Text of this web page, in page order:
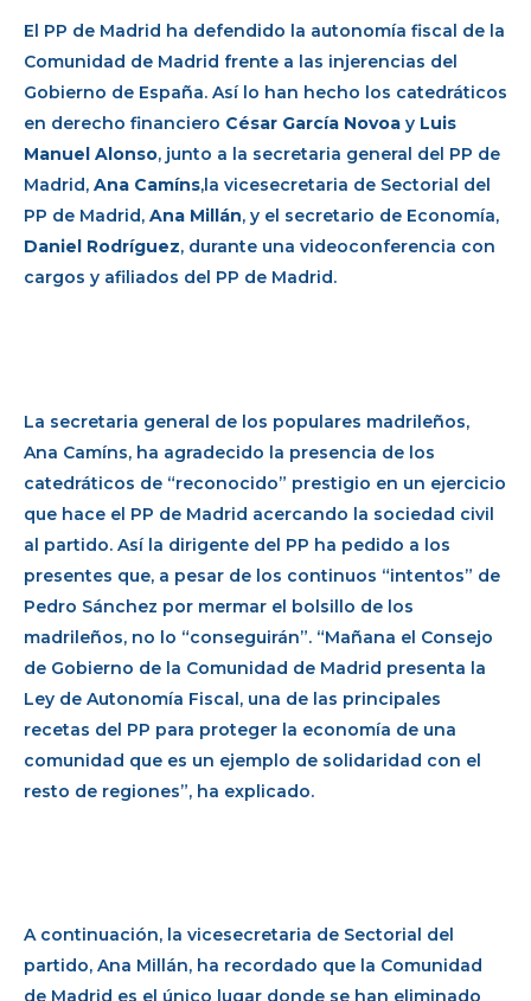
El PP de Madrid ha defendido la autonomía fiscal de la
Comunidad de Madrid frente a las injerencias del
Gobierno de España. Así lo han hecho los catedráticos
en derecho financiero César García Novoa y Luis
Manuel Alonso, junto a la secretaria general del PP de
Madrid, Ana Camíns,la vicesecretaria de Sectorial del
PP de Madrid, Ana Millán, y el secretario de Economía,
Daniel Rodríguez, durante una videoconferencia con
cargos y afiliados del PP de Madrid.
La secretaria general de los populares madrileños,
Ana Camíns, ha agradecido la presencia de los
catedráticos de “reconocido” prestigio en un ejercicio
que hace el PP de Madrid acercando la sociedad civil
al partido. Así la dirigente del PP ha pedido a los
presentes que, a pesar de los continuos “intentos” de
Pedro Sánchez por mermar el bolsillo de los
madrileños, no lo “conseguirán”. “Mañana el Consejo
de Gobierno de la Comunidad de Madrid presenta la
Ley de Autonomía Fiscal, una de las principales
recetas del PP para proteger la economía de una
comunidad que es un ejemplo de solidaridad con el
resto de regiones”, ha explicado.
A continuación, la vicesecretaria de Sectorial del
partido, Ana Millán, ha recordado que la Comunidad
de Madrid es el único lugar donde se han eliminado